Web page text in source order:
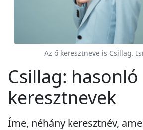
Az ő keresztneve is Csillag.
Csillag: hasonló
keresztnevek
Íme, néhány keresztnév,